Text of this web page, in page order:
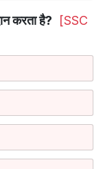
करता है?
[SSC